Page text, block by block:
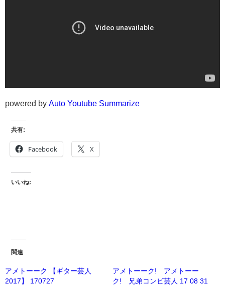
powered by Auto Youtube Summarize
共有:
Facebook X
いいね:
関連
アメトーーク 【ギター芸人
2017】 170727
アメトーーク! アメトーー
ク! 兄弟コンビ芸人 17 08 31